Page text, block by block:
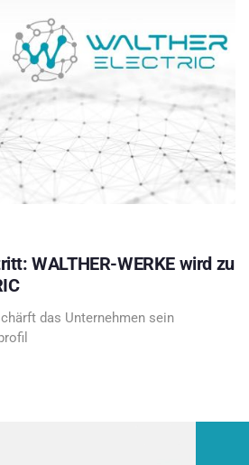
WALTHER-WERKE wird zu
das Unternehmen sein